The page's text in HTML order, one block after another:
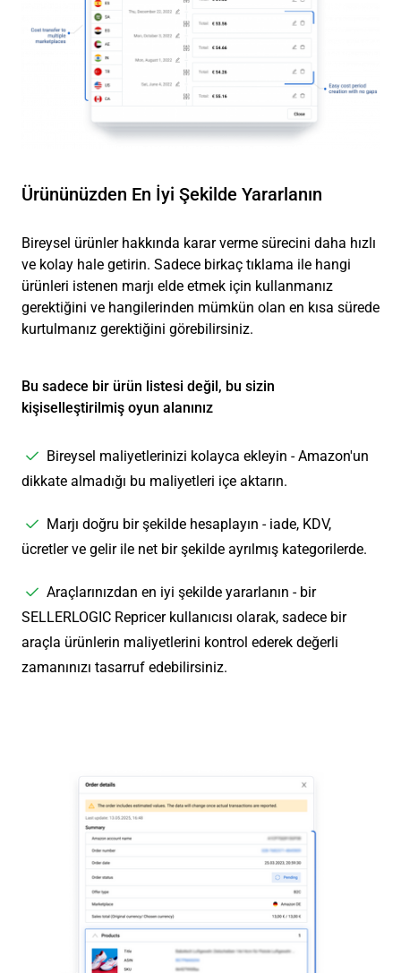
Ürününüzden En İyi Şekilde Yararlanın
Bireysel ürünler hakkında karar verme sürecini daha hızlı
ve kolay hale getirin. Sadece birkaç tıklama ile hangi
ürünleri istenen marjı elde etmek için kullanmanız
gerektiğini ve hangilerinden mümkün olan en kısa sürede
kurtulmanız gerektiğini görebilirsiniz.
Bu sadece bir ürün listesi değil, bu sizin
kişiselleştirilmiş oyun alanınız
Bireysel maliyetlerinizi kolayca ekleyin - Amazon'un
dikkate almadığı bu maliyetleri içe aktarın.
Marjı doğru bir şekilde hesaplayın - iade, KDV,
ücretler ve gelir ile net bir şekilde ayrılmış kategorilerde.
Araçlarınızdan en iyi şekilde yararlanın - bir
SELLERLOGIC Repricer kullanıcısı olarak, sadece bir
araçla ürünlerin maliyetlerini kontrol ederek değerli
zamanınızı tasarruf edebilirsiniz.